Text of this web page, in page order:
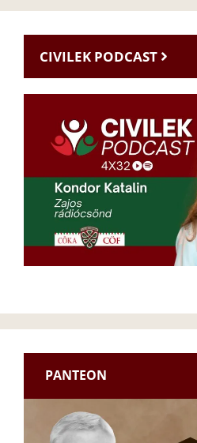
CIVILEK PODCAST
PANTEON